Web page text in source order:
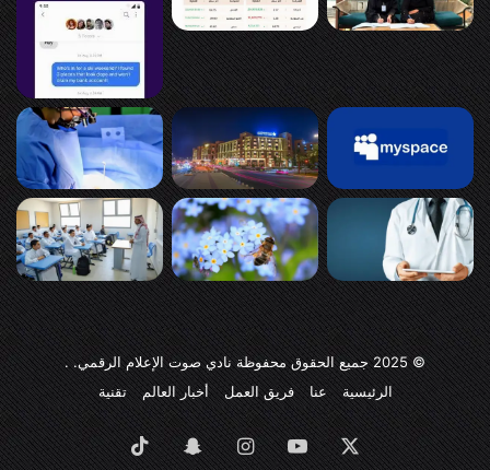
© 2025 جميع الحقوق محفوظة نادي صوت الإعلام الرقمي. .
الرئيسية
عنا فريق العمل أخبار العالم تقنية
‫X
‫YouTubeانستقرامسناب ‫TikTok